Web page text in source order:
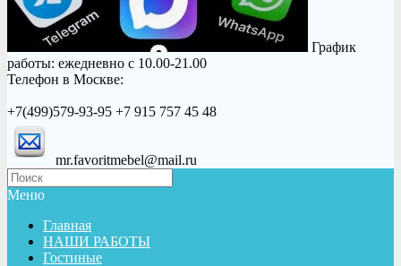
График
работы: ежедневно с 10.00-21.00
Телефон в Москве:
+7(499)579-93-95 +7 915 757 45 48
mr.favoritmebel@mail.ru
Меню
Главная
НАШИ РАБОТЫ
Гостиные